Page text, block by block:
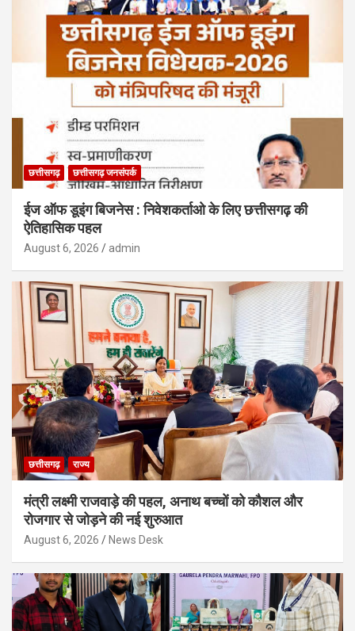
छत्तीसगढ़ छत्तीसगढ़ जनसंपर्क
ईज ऑफ डूइंग बिजनेस : निवेशकर्ताओ के लिए छत्तीसगढ़ की
ऐतिहासिक पहल
August 6, 2026 admin
छत्तीसगढ़ राज्य
मंत्री लक्ष्मी राजवाड़े की पहल, अनाथ बच्चों को कौशल और
रोजगार से जोड़ने की नई शुरुआत
August 6, 2026 News Desk